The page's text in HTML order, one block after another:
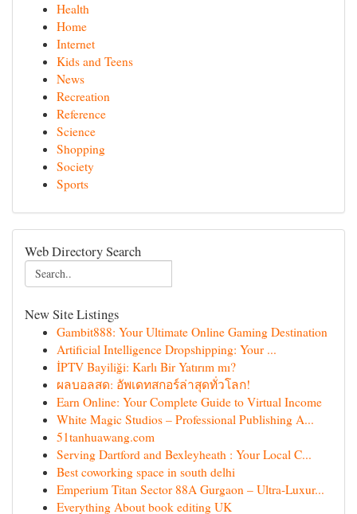
Health
Home
Internet
Kids and Teens
News
Recreation
Reference
Science
Shopping
Society
Sports
Web Directory Search
New Site Listings
Gambit888: Your Ultimate Online Gaming Destination
Artificial Intelligence Dropshipping: Your ...
İPTV Bayiliği: Karlı Bir Yatırım mı?
ผลบอลสด: อัพเดทสกอร์ล่าสุดทั่วโลก!
Earn Online: Your Complete Guide to Virtual Income
White Magic Studios – Professional Publishing A...
51tanhuawang.com
Serving Dartford and Bexleyheath : Your Local C...
Best coworking space in south delhi
Emperium Titan Sector 88A Gurgaon – Ultra-Luxur...
Everything About book editing UK